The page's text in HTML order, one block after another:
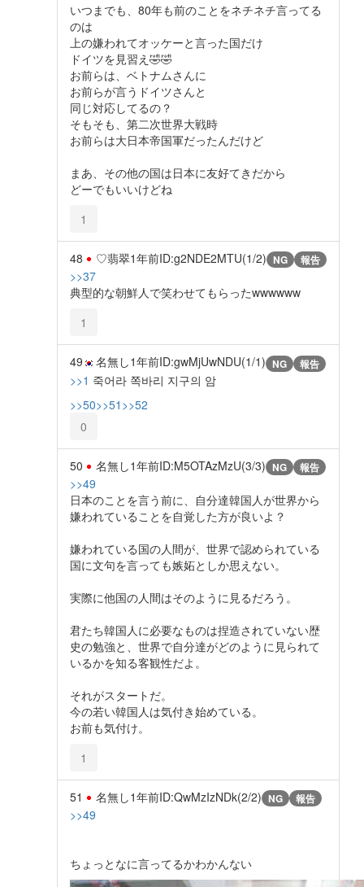
いつまでも、80年も前のことをネチネチ言ってる
のは
上の嫌われてオッケーと言った国だけ
ドイツを見習え🤣🤣
お前らは、ベトナムさんに
お前らが言うドイツさんと
同じ対応してるの？
そもそも、第二次世界大戦時
お前らは大日本帝国軍だったんだけど
まあ、その他の国は日本に友好てきだから
どーでもいいけどね
1
48 ♡翡翠1年前ID:g2NDE2MTU(1/2) NG 報告
>>37
典型的な朝鮮人で笑わせてもらったwwwwww
1
49 名無し1年前ID:gwMjUwNDU(1/1) NG 報告
>>1 죽어라 쪽바리 지구의 암
>>50>>51 >>52
0
50 名無し1年前ID:M5OTAzMzU(3/3) NG 報告
>>49
日本のことを言う前に、自分達韓国人が世界から
嫌われていることを自覚した方が良いよ？
嫌われている国の人間が、世界で認められている
国に文句を言っても嫉妬としか思えない。
実際に他国の人間はそのように見るだろう。
君たち韓国人に必要なものは捏造されていない歴
史の勉強と、世界で自分達がどのように見られて
いるかを知る客観性だよ。
それがスタートだ。
今の若い韓国人は気付き始めている。
お前も気付け。
1
51 名無し1年前ID:QwMzIzNDk(2/2) NG 報告
>>49
ちょっとなに言ってるかわかんない